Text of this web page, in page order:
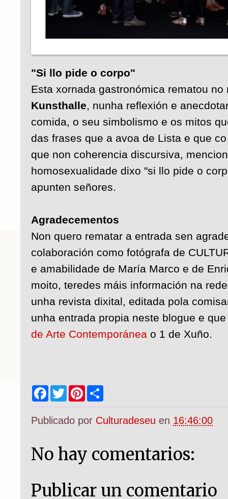
"Si llo pide o corpo"
Esta xornada gastronómica rematou
Kunsthalle, nunha reflexión e
comida, o seu simbolismo e os mitos
das frases que a avoa de Lista e que
que non coherencia discursiva,
homosexualidade dixo "si llo pide o
apunten señores.
Agradecementos
Non quero rematar a entrada sen
colaboración como fotógrafa de
e amabilidade de María Marco e de
moito, teredes máis información na
unha revista dixital, editada pola
unha entrada propia neste blogue e
de Arte Contemporánea o 1 de Xuño.
F
c
b
T
w
i
t
P
n
e
t
a
e
Publicado por Culturadeseu en 16:46:00
No hay comentarios:
Publicar un comentario